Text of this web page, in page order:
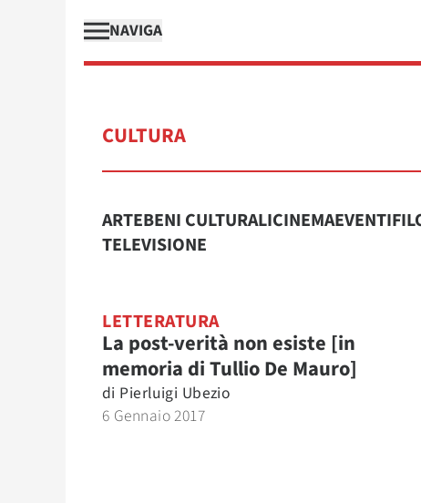
NAVIGA
CULTURA
ARTEBENI CULTURALICINEMAEVENTI
TELEVISIONE
LETTERATURA
La post-verità non esiste [in
memoria di Tullio De Mauro]
di Pierluigi Ubezio
6 Gennaio 2017